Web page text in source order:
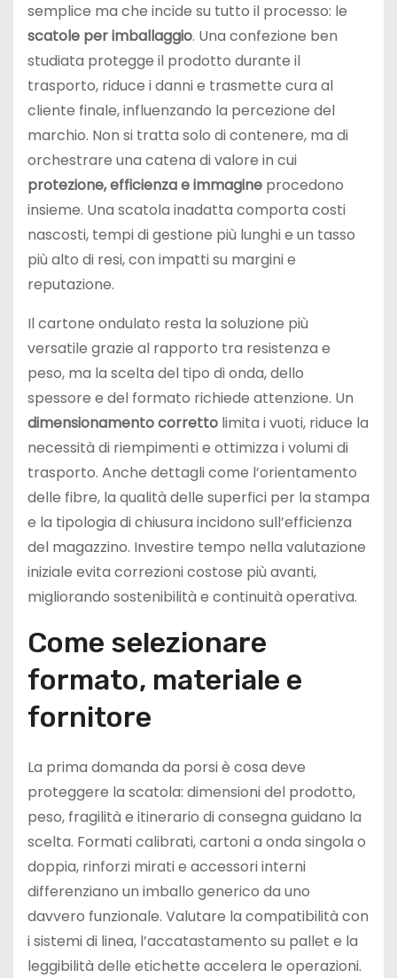
semplice ma che incide su tutto il processo: le
scatole per imballaggio. Una confezione ben
studiata protegge il prodotto durante il
trasporto, riduce i danni e trasmette cura al
cliente finale, influenzando la percezione del
marchio. Non si tratta solo di contenere, ma di
orchestrare una catena di valore in cui
protezione, efficienza e immagine procedono
insieme. Una scatola inadatta comporta costi
nascosti, tempi di gestione più lunghi e un tasso
più alto di resi, con impatti su margini e
reputazione.
Il cartone ondulato resta la soluzione più
versatile grazie al rapporto tra resistenza e
peso, ma la scelta del tipo di onda, dello
spessore e del formato richiede attenzione. Un
dimensionamento corretto limita i vuoti, riduce la
necessità di riempimenti e ottimizza i volumi di
trasporto. Anche dettagli come l’orientamento
delle fibre, la qualità delle superfici per la stampa
e la tipologia di chiusura incidono sull’efficienza
del magazzino. Investire tempo nella valutazione
iniziale evita correzioni costose più avanti,
migliorando sostenibilità e continuità operativa.
Come selezionare
formato, materiale e
fornitore
La prima domanda da porsi è cosa deve
proteggere la scatola: dimensioni del prodotto,
peso, fragilità e itinerario di consegna guidano la
scelta. Formati calibrati, cartoni a onda singola o
doppia, rinforzi mirati e accessori interni
differenziano un imballo generico da uno
davvero funzionale. Valutare la compatibilità con
i sistemi di linea, l’accatastamento su pallet e la
leggibilità delle etichette accelera le operazioni.